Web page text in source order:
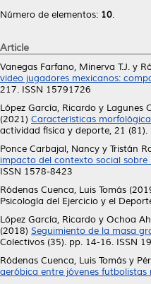
Número de elementos: 10.
Article
Vanegas Farfano, Minerva T.J. y
video jugadores mexicanos:
217. ISSN 15791726
López García, Ricardo y Lagunes
(2021) Características
actividad física y deporte, 21
Ponce Carbajal, Nancy y Tristán
impacto del contexto social
ISSN 1578-8423
Ródenas Cuenca, Luis Tomás
Psicología del Ejercicio y el
López García, Ricardo y Ochoa
(2018) Seguimiento de la masa
Colectivos (35). pp. 14-16. ISSN
Ródenas Cuenca, Luis Tomás y
aeróbica entre jóvenes futbolistas